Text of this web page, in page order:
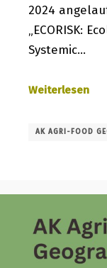
2024
„ECORISK:
Systemic…
Weiterlesen
AK AGRI-FOOD